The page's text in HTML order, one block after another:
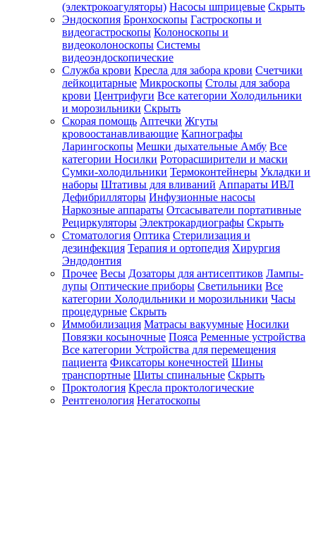
(электрокоагуляторы) Насосы шприцевые Скрыть
Эндоскопия Бронхоскопы Гастроскопы и
видеогастроскопы Колоноскопы и
видеоколоноскопы Системы
видеоэндоскопические
Служба крови Кресла для забора крови Счетчики
лейкоцитарные Микроскопы Столы для забора
крови Центрифуги Все категории Холодильники
и морозильники Скрыть
Скорая помощь Аптечки Жгуты
кровоостанавливающие Капнографы
Ларингоскопы Мешки дыхательные Амбу Все
категории Носилки Роторасширители и маски
Сумки-холодильники Термоконтейнеры Укладки и
наборы Штативы для вливаний Аппараты ИВЛ
Дефибрилляторы Инфузионные насосы
Наркозные аппараты Отсасыватели портативные
Рециркуляторы Электрокардиографы Скрыть
Стоматология Оптика Стерилизация и
дезинфекция Терапия и ортопедия Хирургия
Эндодонтия
Прочее Весы Дозаторы для антисептиков Лампы-
лупы Оптические приборы Светильники Все
категории Холодильники и морозильники Часы
процедурные Скрыть
Иммобилизация Матрасы вакуумные Носилки
Повязки косыночные Пояса Ременные устройства
Все категории Устройства для перемещения
пациента Фиксаторы конечностей Шины
транспортные Щиты спинальные Скрыть
Проктология Кресла проктологические
Рентгенология Негатоскопы